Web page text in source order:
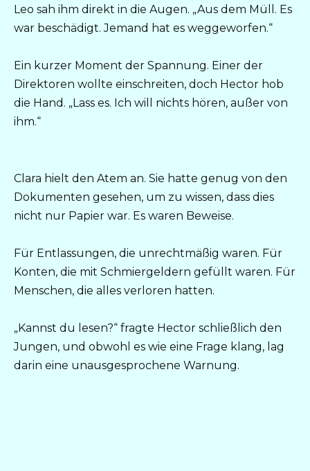
Leo sah ihm direkt in die Augen. „Aus dem Müll. Es
war beschädigt. Jemand hat es weggeworfen.“
Ein kurzer Moment der Spannung. Einer der
Direktoren wollte einschreiten, doch Hector hob
die Hand. „Lass es. Ich will nichts hören, außer von
ihm.“
Clara hielt den Atem an. Sie hatte genug von den
Dokumenten gesehen, um zu wissen, dass dies
nicht nur Papier war. Es waren Beweise.
Für Entlassungen, die unrechtmäßig waren. Für
Konten, die mit Schmiergeldern gefüllt waren. Für
Menschen, die alles verloren hatten.
„Kannst du lesen?“ fragte Hector schließlich den
Jungen, und obwohl es wie eine Frage klang, lag
darin eine unausgesprochene Warnung.